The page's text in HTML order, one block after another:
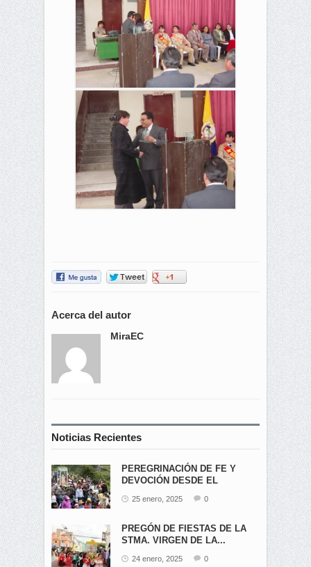
Acerca del autor
MiraEC
Noticias Recientes
PEREGRINACIÓN DE FE Y
DEVOCIÓN DESDE EL
25 enero, 2025 0
PREGÓN DE FIESTAS DE LA
STMA. VIRGEN DE LA...
24 enero, 2025 0